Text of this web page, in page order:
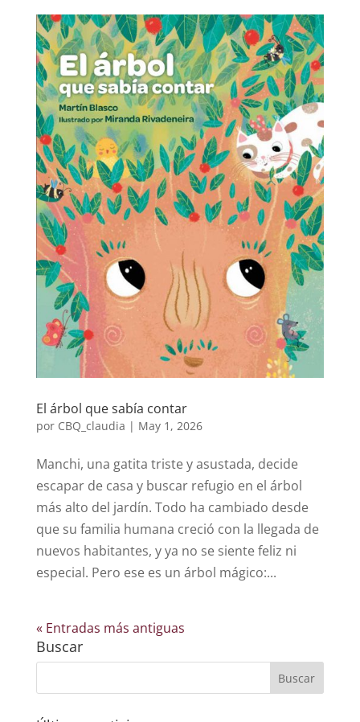
El árbol que sabía contar
por CBQ_claudia | May 1, 2026
Manchi, una gatita triste y asustada, decide
escapar de casa y buscar refugio en el árbol
más alto del jardín. Todo ha cambiado desde
que su familia humana creció con la llegada de
nuevos habitantes, y ya no se siente feliz ni
especial. Pero ese es un árbol mágico:...
« Entradas más antiguas
Buscar